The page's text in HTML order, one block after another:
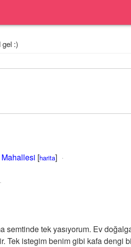
gel :)
Mahallesi [harita]
semtinde tek yasıyorum. Ev
Tek istegim benim gibi kafa dengi